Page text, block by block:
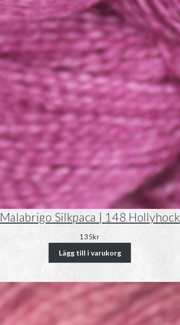
Malabrigo Silkpaca | 148 Hollyhock
135kr
Lägg till i varukorg